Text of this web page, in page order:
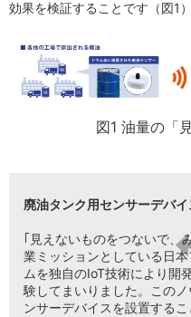
効果を検証することです（図1）
図1 油量の「
廃油タンク用センサーデバ
｢見えないものをつないで、
業ミッションとしている日
ムを独自のIoT技術により開
験してまいりました。この
ンサーデバイスを設置する